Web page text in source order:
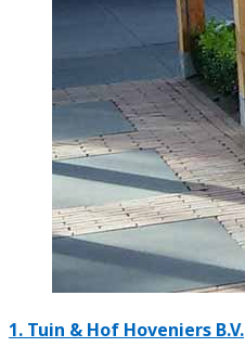
1. Tuin & Hof Hoveniers B.V.